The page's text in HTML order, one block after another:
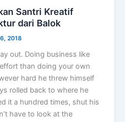
Santri Kreatif
dari Balok
2018
out. Doing business like
than doing your own
hard he threw himself
rolled back to where he
it a hundred times, shut his
have to look at the